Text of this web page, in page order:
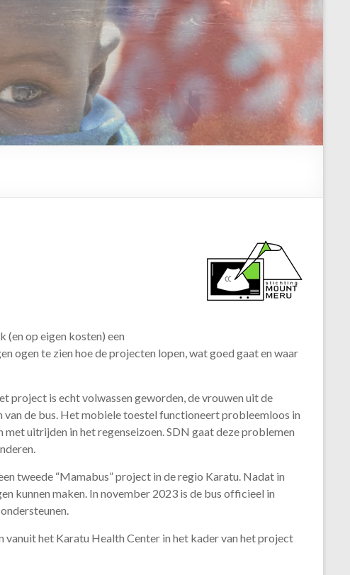
(en op eigen kosten) een
ogen te zien hoe de projecten lopen, wat goed gaat en waar
project is echt volwassen geworden, de vrouwen uit de
de bus. Het mobiele toestel functioneert probleemloos in
uitrijden in het regenseizoen. SDN gaat deze problemen
tweede “Mamabus” project in de regio Karatu. Nadat in
kunnen maken. In november 2023 is de bus officieel in
het Karatu Health Center in het kader van het project